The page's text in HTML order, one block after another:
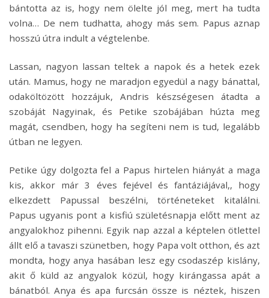
bántotta az is, hogy nem ölelte jól meg, mert ha tudta
volna… De nem tudhatta, ahogy más sem. Papus aznap
hosszú útra indult a végtelenbe.
Lassan, nagyon lassan teltek a napok és a hetek ezek
után. Mamus, hogy ne maradjon egyedül a nagy bánattal,
odaköltözött hozzájuk, Andris készségesen átadta a
szobáját Nagyinak, és Petike szobájában húzta meg
magát, csendben, hogy ha segíteni nem is tud, legalább
útban ne legyen.
Petike úgy dolgozta fel a Papus hirtelen hiányát a maga
kis, akkor már 3 éves fejével és fantáziájával,, hogy
elkezdett Papussal beszélni, történeteket kitalálni.
Papus ugyanis pont a kisfiú születésnapja előtt ment az
angyalokhoz pihenni. Egyik nap azzal a képtelen ötlettel
állt elő a tavaszi szünetben, hogy Papa volt otthon, és azt
mondta, hogy anya hasában lesz egy csodaszép kislány,
akit ő küld az angyalok közül, hogy kirángassa apát a
bánatból. Anya és apa furcsán össze is néztek, hiszen